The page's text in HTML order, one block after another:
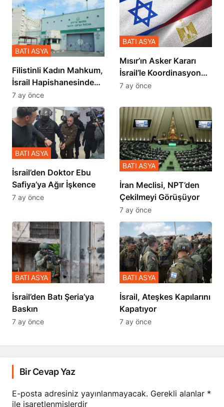
Filistinli Kadın Mahkum,
İsrail Hapishanesindeki
Zulmü Anlattı
BATI ASYA
7 ay önce
Mısır’ın Asker Kararı
İsrail’le Koordinasyon
İçinde Gerçekleşmiş
BATI ASYA
7 ay önce
İsrail’den Doktor Ebu
Safiya’ya Ağır İşkence
BATI ASYA
7 ay önce
İran Meclisi, NPT’den
Çekilmeyi Görüşüyor
BATI ASYA
7 ay önce
​​​​​​​İsrail’den Batı Şeria’ya
Baskın
BATI ASYA
7 ay önce
İsrail, Ateşkes Kapılarını
Kapatıyor
BATI ASYA
7 ay önce
Bir Cevap Yaz
E-posta adresiniz yayınlanmayacak. Gerekli alanlar *
ile işaretlenmişlerdir